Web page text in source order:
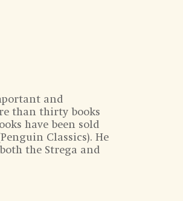
and
than thirty books
have been sold
Classics). He
the Strega and